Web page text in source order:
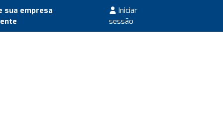
sua empresa
Iniciar
sessão